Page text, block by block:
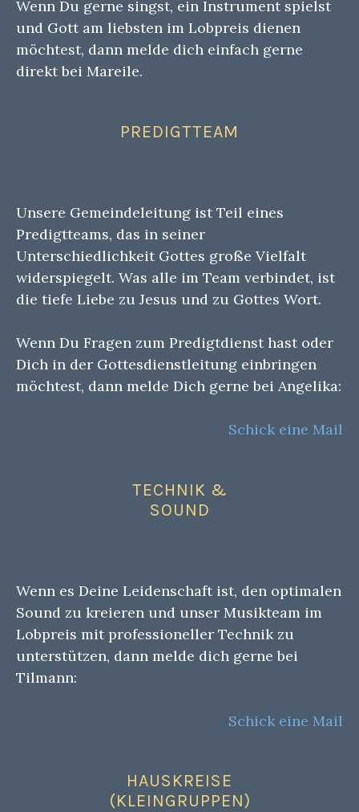
Wenn Du gerne singst, ein Instrument spielst
und Gott am liebsten im Lobpreis dienen
möchtest, dann melde dich einfach gerne
direkt bei Mareile.
PREDIGTTEAM
Unsere Gemeindeleitung ist Teil eines
Predigtteams, das in seiner
Unterschiedlichkeit Gottes große Vielfalt
widerspiegelt. Was alle im Team verbindet, ist
die tiefe Liebe zu Jesus und zu Gottes Wort.
Wenn Du Fragen zum Predigtdienst hast oder
Dich in der Gottesdienstleitung einbringen
möchtest, dann melde Dich gerne bei Angelika:
Schick eine Mail
TECHNIK &
SOUND
Wenn es Deine Leidenschaft ist, den optimalen
Sound zu kreieren und unser Musikteam im
Lobpreis mit professioneller Technik zu
unterstützen, dann melde dich gerne bei
Tilmann:
Schick eine Mail
HAUSKREISE
(KLEINGRUPPEN)